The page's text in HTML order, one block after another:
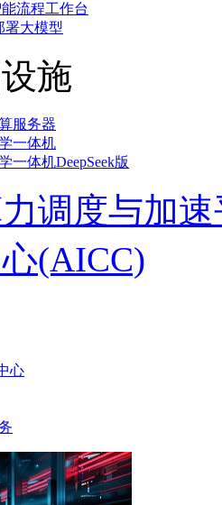
流程工作台
署大模型
施
服务器
一体机
一体机DeepSeek版
调度与加
(AICC)
心